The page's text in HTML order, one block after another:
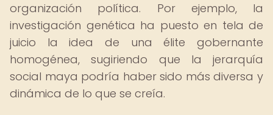
organización política. Por ejemplo, la
investigación genética ha puesto en tela de
juicio la idea de una élite gobernante
homogénea, sugiriendo que la jerarquía
social maya podría haber sido más diversa y
dinámica de lo que se creía.